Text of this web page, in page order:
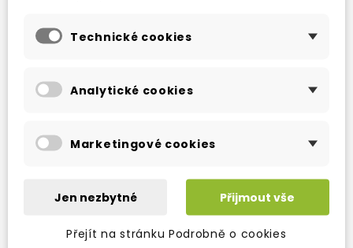
I WAS BORN FOR THIS
expedujeme)
2-3 týdny
Technické cookies
Analytické cookies
Marketingové cookies
Jen nezbytné Přijmout vše
Přejít na stránku Podrobně o cookies